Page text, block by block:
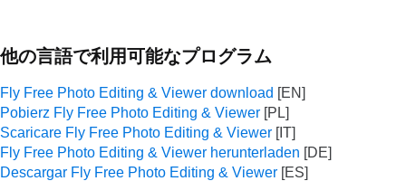
他の言語で利用可能なプログラム
Fly Free Photo Editing & Viewer download
Pobierz Fly Free Photo Editing & Viewer
Scaricare Fly Free Photo Editing & Viewer
Fly Free Photo Editing & Viewer herunterladen
Descargar Fly Free Photo Editing & Viewer